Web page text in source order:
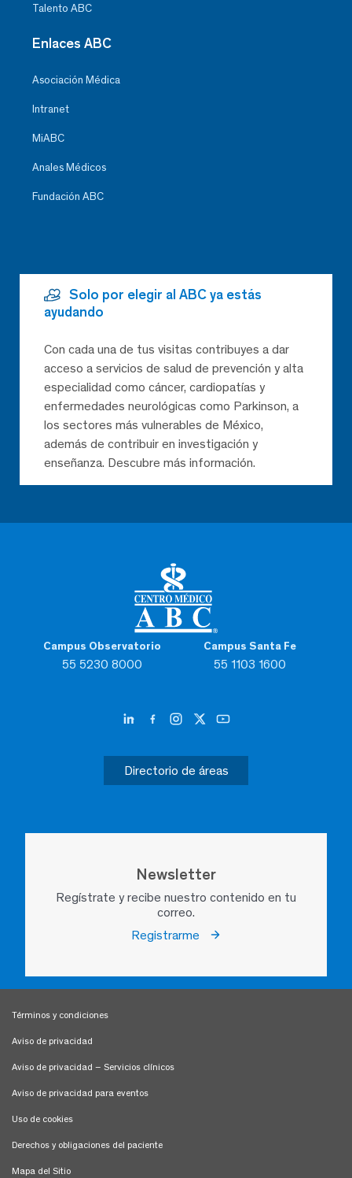
Campus Observatorio
55 5230 8000
Campus Santa Fe
55 1103 1600
Directorio de áreas
Newsletter
Regístrate y recibe nuestro contenido en tu
correo.
Registrarme
Talento ABC
Enlaces ABC
Asociación Médica
Intranet
MiABC
Anales Médicos
Fundación ABC
Solo por elegir al ABC ya estás
ayudando
Con cada una de tus visitas contribuyes a dar
acceso a servicios de salud de prevención y alta
especialidad como cáncer, cardiopatías y
enfermedades neurológicas como Parkinson, a
los sectores más vulnerables de México,
además de contribuir en investigación y
enseñanza. Descubre más información.
Términos y condiciones
Aviso de privacidad
Aviso de privacidad – Servicios clínicos
Aviso de privacidad para eventos
Uso de cookies
Derechos y obligaciones del paciente
Mapa del Sitio